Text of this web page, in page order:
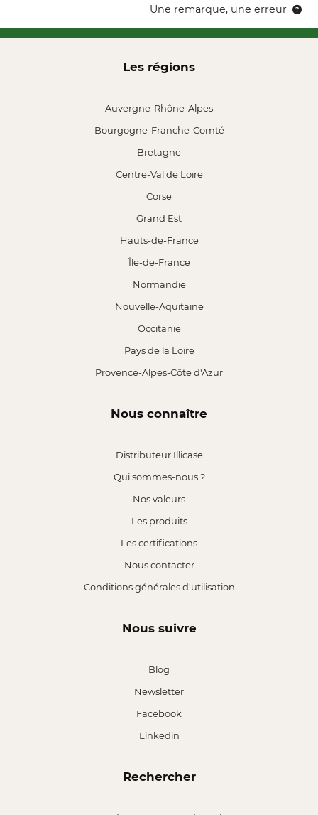
Une remarque, une erreur
Les régions
Auvergne-Rhône-Alpes
Bourgogne-Franche-Comté
Bretagne
Centre-Val de Loire
Corse
Grand Est
Hauts-de-France
Île-de-France
Normandie
Nouvelle-Aquitaine
Occitanie
Pays de la Loire
Provence-Alpes-Côte d'Azur
Nous connaître
Distributeur Illicase
Qui sommes-nous ?
Nos valeurs
Les produits
Les certifications
Nous contacter
Conditions générales d'utilisation
Nous suivre
Blog
Newsletter
Facebook
Linkedin
Rechercher